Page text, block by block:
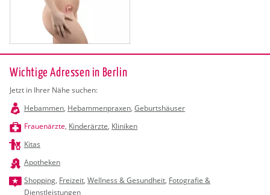
Wichtige Adressen in Berlin
Jetzt in Ihrer Nähe suchen:
Hebammen, Hebammenpraxen, Geburtshäuser
Frauenärzte, Kinderärzte, Kliniken
Kitas
Apotheken
Shopping, Freizeit, Wellness & Gesundheit, Fotografie &
Dienstleistungen